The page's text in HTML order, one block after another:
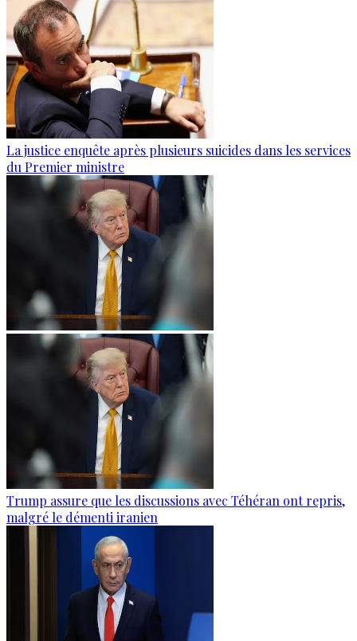
La justice enquête après plusieurs suicides dans les services
du Premier ministre
Trump assure que les discussions avec Téhéran ont repris,
malgré le démenti iranien